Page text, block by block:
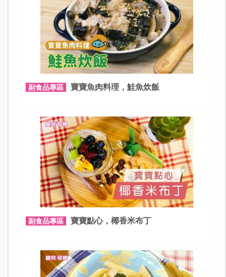
副食品專區 寶寶魚肉料理，鮭魚炊飯
副食品專區 寶寶點心，椰香米布丁